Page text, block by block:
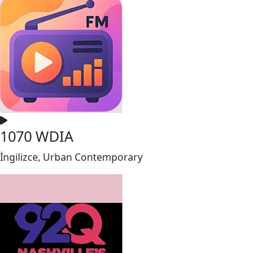
1070 WDIA
İngilizce, Urban Contemporary